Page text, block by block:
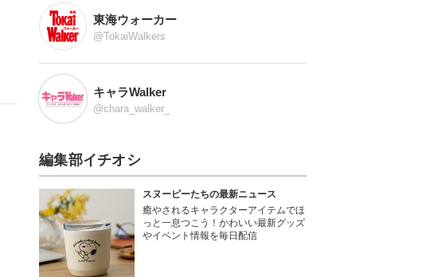
東海ウォーカー
@TokaiWalkers
キャラWalker
@chara_walker_
編集部イチオシ
スヌーピーたちの最新ニュース
癒やされるキャラクターアイテムでほ
っと一息つこう！かわいい最新グッズ
やイベント情報を毎日配信